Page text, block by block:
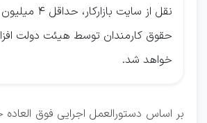
نقل از سایت
حقوق کارمندان توسط هیئت دولت
خواهد شد.
بر اساس دستورالعمل اجرایی فوق